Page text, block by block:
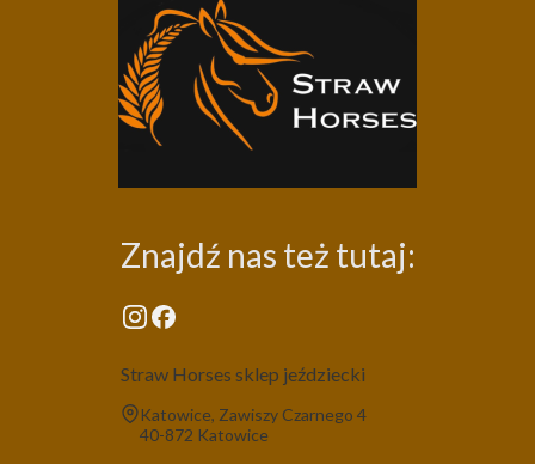
Znajdź nas też tutaj:
Straw Horses sklep jeździecki
Adres:
Katowice, Zawiszy Czarnego 4
40-872 Katowice